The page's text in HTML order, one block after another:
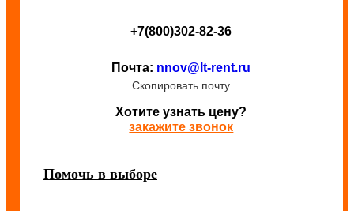
+7(800)302-82-36
Почта: nnov@lt-rent.ru
Скопировать почту
Хотите узнать цену?
закажите звонок
Помочь в выборе